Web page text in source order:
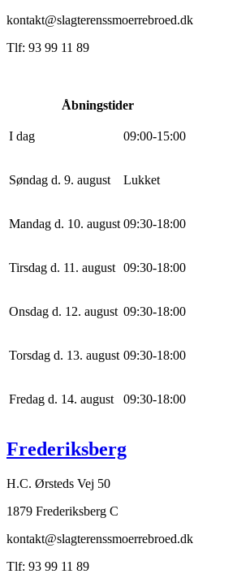
kontakt@slagterenssmoerrebroed.dk
Tlf: 93 99 11 89
Åbningstider
I dag 09:00-15:00
Søndag d. 9. august Lukket
Mandag d. 10. august 09:30-18:00
Tirsdag d. 11. august 09:30-18:00
Onsdag d. 12. august 09:30-18:00
Torsdag d. 13. august 09:30-18:00
Fredag d. 14. august 09:30-18:00
Frederiksberg
H.C. Ørsteds Vej 50
1879 Frederiksberg C
kontakt@slagterenssmoerrebroed.dk
Tlf: 93 99 11 89